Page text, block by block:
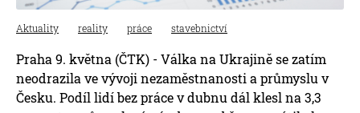
Aktuality reality práce stavebnictví
Praha 9. května (ČTK) - Válka na Ukrajině se zatím
neodrazila ve vývoji nezaměstnanosti a průmyslu v
Česku. Podíl lidí bez práce v dubnu dál klesl na 3,3